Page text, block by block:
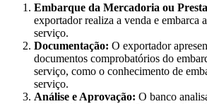
Embarque da Mercadoria ou
exportador realiza a venda e embarca
serviço.
Documentação: O exportador
documentos comprobatórios do
serviço, como o conhecimento de
serviço.
Análise e Aprovação: O banco